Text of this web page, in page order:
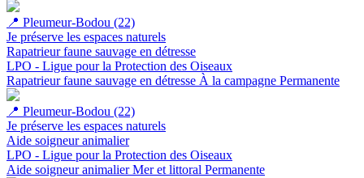
📍 Pleumeur-Bodou (22)
Je préserve les espaces naturels
Rapatrieur faune sauvage en détresse
LPO - Ligue pour la Protection des Oiseaux
Rapatrieur faune sauvage en détresse À la campagne Permanente
📍 Pleumeur-Bodou (22)
Je préserve les espaces naturels
Aide soigneur animalier
LPO - Ligue pour la Protection des Oiseaux
Aide soigneur animalierMer et littoral Permanente